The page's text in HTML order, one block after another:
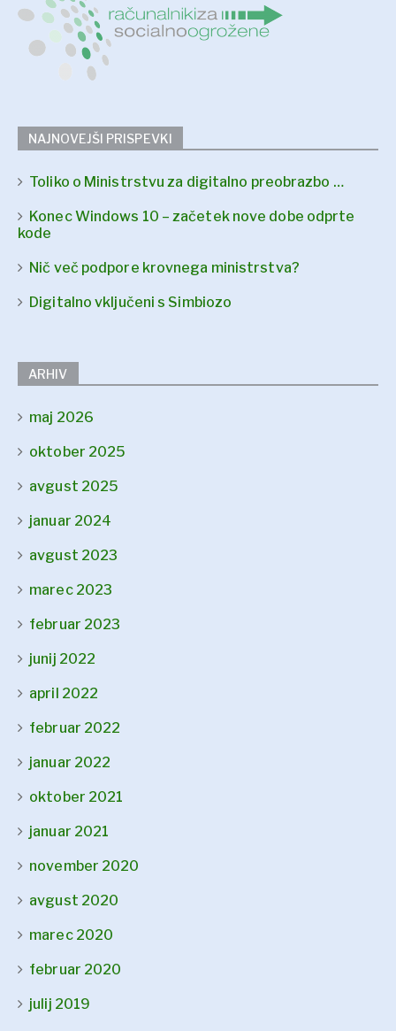
NAJNOVEJŠI PRISPEVKI
Toliko o Ministrstvu za digitalno preobrazbo …
Konec Windows 10 – začetek nove dobe odprte
kode
Nič več podpore krovnega ministrstva?
Digitalno vključeni s Simbiozo
ARHIV
maj 2026
oktober 2025
avgust 2025
januar 2024
avgust 2023
marec 2023
februar 2023
junij 2022
april 2022
februar 2022
januar 2022
oktober 2021
januar 2021
november 2020
avgust 2020
marec 2020
februar 2020
julij 2019